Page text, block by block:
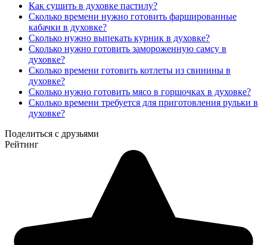
Как сушить в духовке пастилу?
Сколько времени нужно готовить фаршированные
кабачки в духовке?
Сколько нужно выпекать курник в духовке?
Сколько нужно готовить замороженную самсу в
духовке?
Сколько времени готовить котлеты из свинины в
духовке?
Сколько нужно готовить мясо в горшочках в духовке?
Сколько времени требуется для приготовления рульки в
духовке?
Поделиться с друзьями
Рейтинг